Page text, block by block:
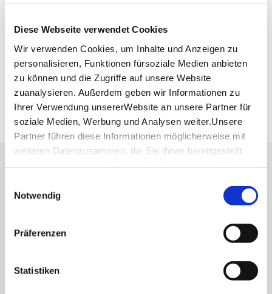
Diese Webseite verwendet Cookies
Wir verwenden Cookies, um Inhalte und Anzeigen zu
personalisieren, Funktionen fürsoziale Medien anbieten
zu können und die Zugriffe auf unsere Website
zuanalysieren. Außerdem geben wir Informationen zu
Ihrer Verwendung unsererWebsite an unsere Partner für
soziale Medien, Werbung und Analysen weiter.Unsere
Partner führen diese Informationen möglicherweise mit
weiteren Datenzusammen, die Sie ihnen bereitgestellt
Impressum
Notwendig
Präferenzen
Statistiken
Verkehrs- und Tarifverbund Stuttgart GmbH
Deutsche Bahn AG
Fahrplanauskunft der DB
Google Maps
Google Maps Route
Lassen Sie sich inspirieren!
Mit unserem Newsletter bleiben Sie zu Events,